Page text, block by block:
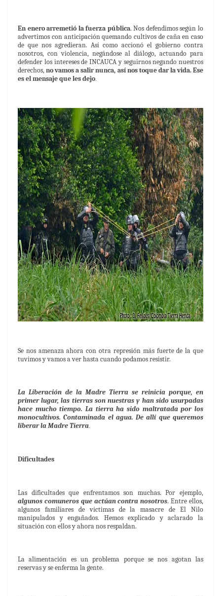
En enero arremetió la fuerza pública. Nos defendimos según lo
advertimos con anticipación quemando cultivos de caña en caso
de que nos agredieran. Así como accionó el gobierno contra
nosotros, con violencia, negándose al diálogo, actuando para
defender los intereses de INCAUCA y seguirnos negando nuestros
derechos,no vamos a salir nunca, así nos toque dar la vida. Ese
es el mensaje que les dejo.
Se nos amenaza ahora con otra represión más fuerte de la que
tuvimos y vamos a ver hasta cuando podamos resistir.
La Liberación de la Madre Tierra se reinicia porque, en
primer lugar, las tierras son nuestras y han sido usurpadas
hace mucho tiempo. La tierra ha sido maltratada por los
monocultivos. Contaminada el agua. De allí que queremos
liberar la Madre Tierra.
Dificultades
Las dificultades que enfrentamos son muchas. Por ejemplo,
algunos comuneros que actúan contra nosotros. Entre ellos,
algunos familiares de víctimas de la masacre de El Nilo
manipulados y engañados. Hemos explicado y aclarado la
situación con ellos y ahora nos respaldan.
La alimentación es un problema porque se nos agotan las
reservas y se enferma la gente.